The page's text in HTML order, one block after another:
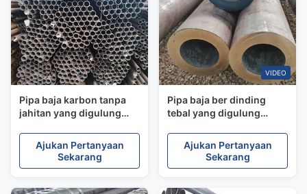
Pipa baja karbon tanpa
jahitan yang digulung
Ajukan Pertanyaan
Sekarang
VIDEO
Pipa baja ber dinding
tebal yang digulung
Ajukan Pertanyaan
Sekarang